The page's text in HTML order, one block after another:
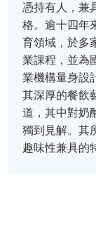
憑持有人，兼
格。逾十四年
育領域，於多
業課程，並為
業機構量身設
其深厚的餐飲
道，其中對奶
獨到見解。其
趣味性兼具的